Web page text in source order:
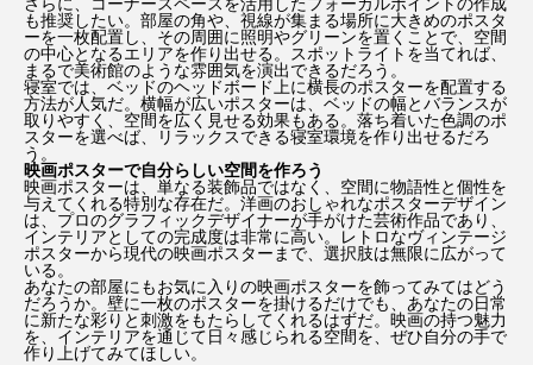
も推奨したい。部屋の角や、視線が集まる場所に大きめのポスタ
ーを一枚配置し、その周囲に照明やグリーンを置くことで、空間
の中心となるエリアを作り出せる。スポットライトを当てれば、
まるで美術館のような雰囲気を演出できるだろう。
寝室では、ベッドのヘッドボード上に横長のポスターを配置する
方法が人気だ。横幅が広いポスターは、ベッドの幅とバランスが
取りやすく、空間を広く見せる効果もある。落ち着いた色調のポ
スターを選べば、リラックスできる寝室環境を作り出せるだろ
う。
映画ポスターで自分らしい空間を作ろう
映画ポスターは、単なる装飾品ではなく、空間に物語性と個性を
与えてくれる特別な存在だ。洋画のおしゃれなポスターデザイン
は、プロのグラフィックデザイナーが手がけた芸術作品であり、
インテリアとしての完成度は非常に高い。レトロなヴィンテージ
ポスターから現代の映画ポスターまで、選択肢は無限に広がって
いる。
あなたの部屋にもお気に入りの映画ポスターを飾ってみてはどう
だろうか。壁に一枚のポスターを掛けるだけでも、あなたの日常
に新たな彩りと刺激をもたらしてくれるはずだ。映画の持つ魅力
を、インテリアを通じて日々感じられる空間を、ぜひ自分の手で
作り上げてみてほしい。